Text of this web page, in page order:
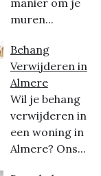
manier om je
muren...
Behang
Verwijderen in
Almere
Wil je behang
verwijderen in
een woning in
Almere? Ons...